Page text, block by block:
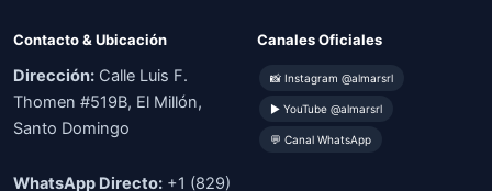
Contacto & Ubicación
Dirección: Calle Luis F.
Thomen #519B, El Millón,
Santo Domingo
WhatsApp Directo: +1 (829)
Canales Oficiales
📸 Instagram @almarsrl
▶ YouTube @almarsrl
💬 Canal WhatsApp